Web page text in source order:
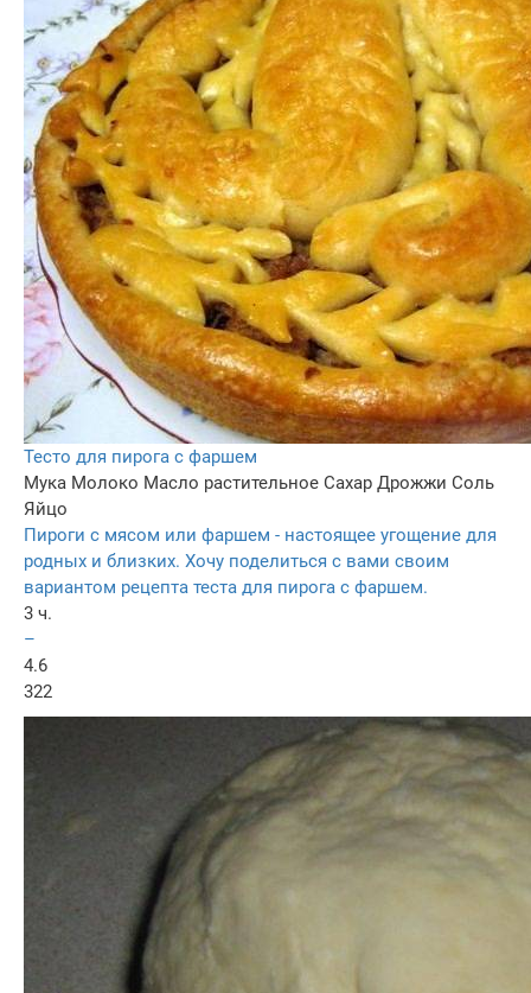
Тесто для пирога с фаршем
Мука Молоко Масло растительное Сахар Дрожжи Соль
Яйцо
Пироги с мясом или фаршем - настоящее угощение для
родных и близких. Хочу поделиться с вами своим
вариантом рецепта теста для пирога с фаршем.
3 ч.
–
4.6
322